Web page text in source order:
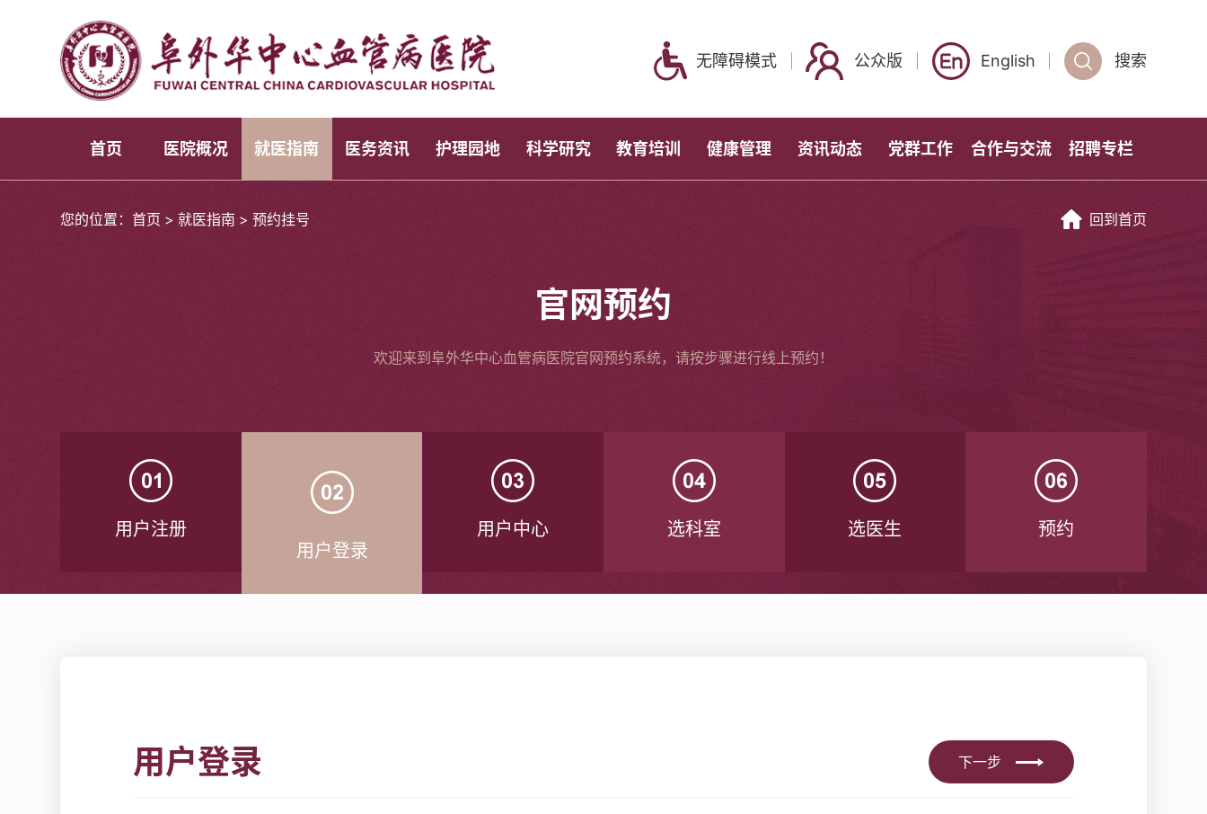
无障碍模式 公众版 English 搜索
首页 医院概况 就医指南 医务资讯 护理园地 科学研究 教育培训 健康管理 资讯动态 党群工作 合作与交流 招聘专栏
您的位置：首页 > 就医指南 > 预约挂号 回到首页
官网预约
欢迎来到阜外华中心血管病医院官网预约系统，请按步骤进行线上预约！
用户注册
用户登录
用户中心 选科室 选医生 预约
用户登录 下一步